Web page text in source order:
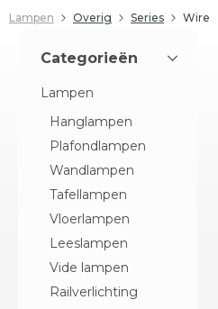
Lampen Overig Series Wire
Categorieën
Lampen
Hanglampen
Plafondlampen
Wandlampen
Tafellampen
Vloerlampen
Leeslampen
Vide lampen
Railverlichting